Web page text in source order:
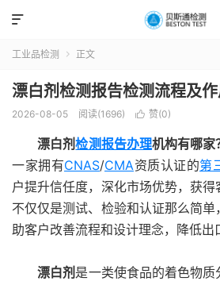

工业品检测  正文
漂白剂检测报告检测流程及作
2026-08-05 阅读(1696)  赞(0)
漂白剂检测报告办理机构有哪家
一家拥有CNAS/CMA资质认证的第
户提升信任度，深化市场优势，获
不仅仅是测试、检验和认证那么简
助客户改善流程和设计理念，降低出
漂白剂 是一类使食品的着色物